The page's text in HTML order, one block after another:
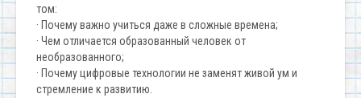
том:
· Почему важно учиться даже в сложные времена;
· Чем отличается образованный человек от
необразованного;
· Почему цифровые технологии не заменят живой ум и
стремление к развитию.